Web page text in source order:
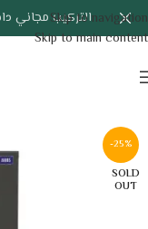
Skip to navigation
Skip to main content
التركيب مجاني
-25%
SOLD
OUT